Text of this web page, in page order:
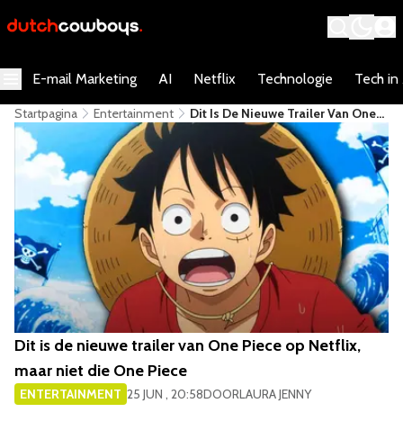
E-mail Marketing AI Netflix Technologie Tech in
Startpagina Entertainment
Dit Is De Nieuwe Trailer Van One
Piece Op Netflix, Maar Niet Die
One Piece
Dit is de nieuwe trailer van One Piece op Netflix,
maar niet die One Piece
ENTERTAINMENT 25 JUN , 20:58DOORLAURA JENNY